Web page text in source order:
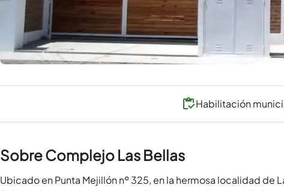
Habilitación
Sobre Complejo Las Bellas
Ubicado en Punta Mejillón nº 325, en la hermosa localidad de